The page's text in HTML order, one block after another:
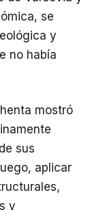
se
y
no había
mostró
sus
aplicar
y